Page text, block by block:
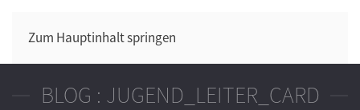
Zum Hauptinhalt springen
BLOG : JUGEND_LEITER_CARD